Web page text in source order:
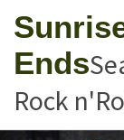
Ends
Rock